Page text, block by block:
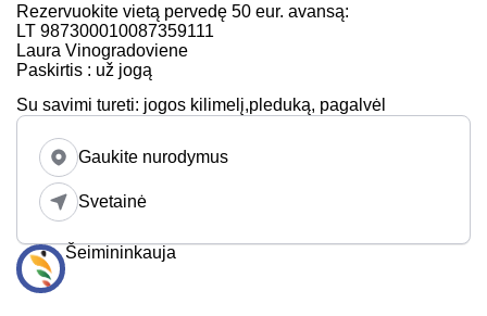
Rezervuokite vietą pervedę 50 eur. avansą:
LT 987300010087359111
Laura Vinogradoviene
Paskirtis : už jogą
Su savimi tureti: jogos kilimelį,pleduką, pagalvėl
Gaukite nurodymus
Svetainė
Šeimininkauja